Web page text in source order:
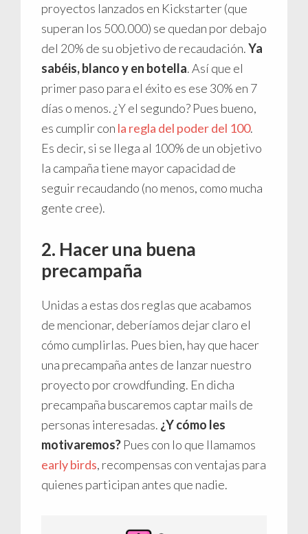
proyectos lanzados en Kickstarter (que
superan los 500.000) se quedan por debajo
del 20% de su objetivo de recaudación.Ya
sabéis, blanco y en botella. Así que el
primer paso para el éxito es ese 30% en 7
días o menos. ¿Y el segundo? Pues bueno,
es cumplir con la regla del poder del 100.
Es decir, si se llega al 100% de un objetivo
la campaña tiene mayor capacidad de
seguir recaudando (no menos, como mucha
gente cree).
2. Hacer una buena
precampaña
Unidas a estas dos reglas que acabamos
de mencionar, deberíamos dejar claro el
cómo cumplirlas. Pues bien, hay que hacer
una precampaña antes de lanzar nuestro
proyecto por crowdfunding. En dicha
precampaña buscaremos captar mails de
personas interesadas. ¿Y cómo les
motivaremos? Pues con lo que llamamos
early birds, recompensas con ventajas para
quienes participan antes que nadie.